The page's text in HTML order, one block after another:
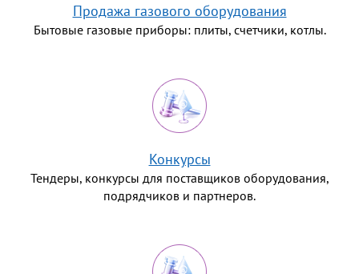
Продажа газового оборудования
Бытовые газовые приборы: плиты, счетчики, котлы.
Конкурсы
Тендеры, конкурсы для поставщиков оборудования,
подрядчиков и партнеров.